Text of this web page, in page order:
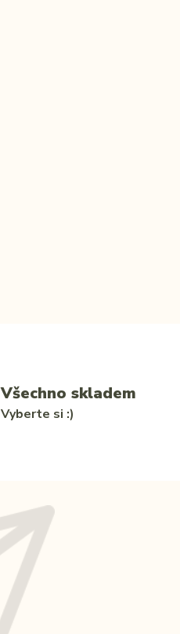
Všechno skladem
Vyberte si :)